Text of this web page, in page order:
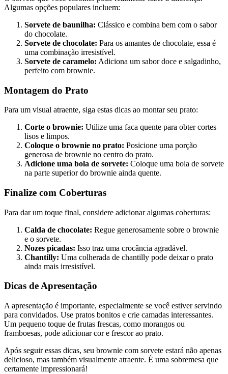
Algumas opções populares incluem:
Sorvete de baunilha: Clássico e combina bem com o sabor
do chocolate.
Sorvete de chocolate: Para os amantes de chocolate, essa é
uma combinação irresistível.
Sorvete de caramelo: Adiciona um sabor doce e salgadinho,
perfeito com brownie.
Montagem do Prato
Para um visual atraente, siga estas dicas ao montar seu prato:
Corte o brownie: Utilize uma faca quente para obter cortes
lisos e limpos.
Coloque o brownie no prato: Posicione uma porção
generosa de brownie no centro do prato.
Adicione uma bola de sorvete: Coloque uma bola de sorvete
na parte superior do brownie ainda quente.
Finalize com Coberturas
Para dar um toque final, considere adicionar algumas coberturas:
Calda de chocolate: Regue generosamente sobre o brownie
e o sorvete.
Nozes picadas: Isso traz uma crocância agradável.
Chantilly: Uma colherada de chantilly pode deixar o prato
ainda mais irresistível.
Dicas de Apresentação
A apresentação é importante, especialmente se você estiver servindo
para convidados. Use pratos bonitos e crie camadas interessantes.
Um pequeno toque de frutas frescas, como morangos ou
framboesas, pode adicionar cor e frescor ao prato.
Após seguir essas dicas, seu brownie com sorvete estará não apenas
delicioso, mas também visualmente atraente. É uma sobremesa que
certamente impressionará!